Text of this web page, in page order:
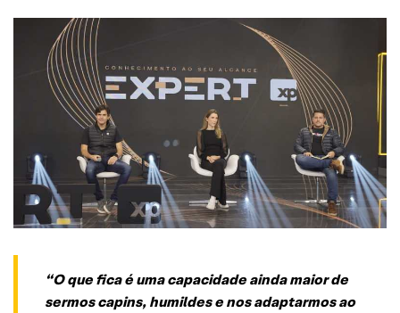
“O que fica é uma capacidade ainda maior de
sermos capins, humildes e nos adaptarmos ao